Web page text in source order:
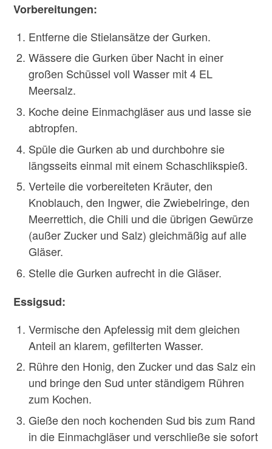
Vorbereitungen:
Entferne die Stielansätze der Gurken.
Wässere die Gurken über Nacht in einer
großen Schüssel voll Wasser mit 4 EL
Meersalz.
Koche deine Einmachgläser aus und lasse sie
abtropfen.
Spüle die Gurken ab und durchbohre sie
längsseits einmal mit einem Schaschlikspieß.
Verteile die vorbereiteten Kräuter, den
Knoblauch, den Ingwer, die Zwiebelringe, den
Meerrettich, die Chili und die übrigen Gewürze
(außer Zucker und Salz) gleichmäßig auf alle
Gläser.
Stelle die Gurken aufrecht in die Gläser.
Essigsud:
Vermische den Apfelessig mit dem gleichen
Anteil an klarem, gefilterten Wasser.
Rühre den Honig, den Zucker und das Salz ein
und bringe den Sud unter ständigem Rühren
zum Kochen.
Gieße den noch kochenden Sud bis zum Rand
in die Einmachgläser und verschließe sie sofort